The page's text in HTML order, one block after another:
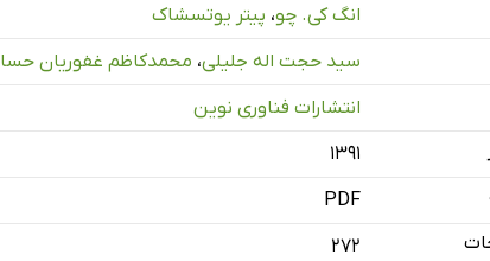
استراتژیک برای ایجاد ارزش تجاری
و معماری‌های تکنولوژی
استراتژیک: طراحی و اجرا
انگ کی. چو، پیتر یوتسشاک
سید حجت اله جلیلی، محمدکاظم غفوریان
انتشارات فناوری نوین
۱۳۹۱
PDF
272